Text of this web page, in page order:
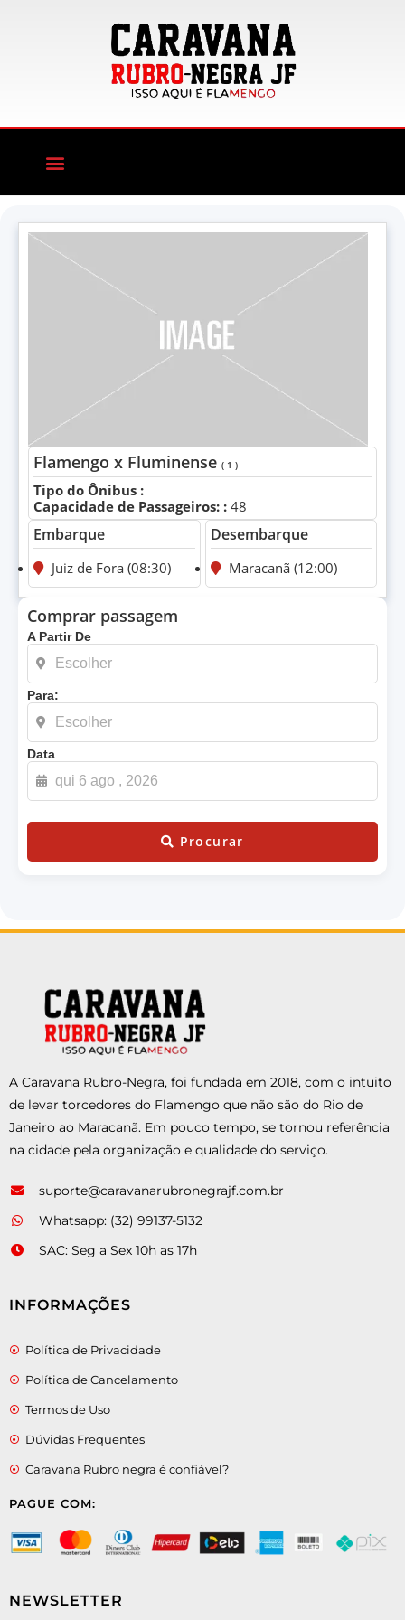
Flamengo x Fluminense ( 1 )
Tipo do Ônibus :
Capacidade de Passageiros: : 48
Embarque
Juiz de Fora (08:30)
Desembarque
Maracanã (12:00)
Comprar passagem
A Partir De
Para:
Data
Procurar
A Caravana Rubro-Negra, foi fundada em 2018, com o intuito
de levar torcedores do Flamengo que não são do Rio de
Janeiro ao Maracanã. Em pouco tempo, se tornou referência
na cidade pela organização e qualidade do serviço.
suporte@caravanarubronegrajf.com.br
Whatsapp: (32) 99137-5132
SAC: Seg a Sex 10h as 17h
INFORMAÇÕES
Política de Privacidade
Política de Cancelamento
Termos de Uso
Dúvidas Frequentes
Caravana Rubro negra é confiável?
PAGUE COM:
NEWSLETTER